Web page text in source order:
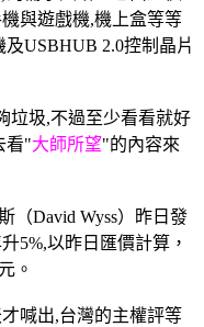
與遊戲機,機上盒等等
USBHUB 2.0控制晶片
圾,不過至少看看就好
看"大師所望"的內容來
David Wyss）昨日發
5%,以昨日匯價計算，
。
喊出,台灣的主權評等